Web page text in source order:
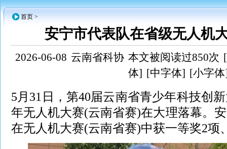
首页 >
安宁市代表队在省级无人机
2026-06-08 云南省科协 本文被阅读过850次
体] [中字体] [小字
5月31日，第40届云南省青少年科技创
年无人机大赛(云南省赛)在大理落幕。
在无人机大赛(云南省赛)中获一等奖2项